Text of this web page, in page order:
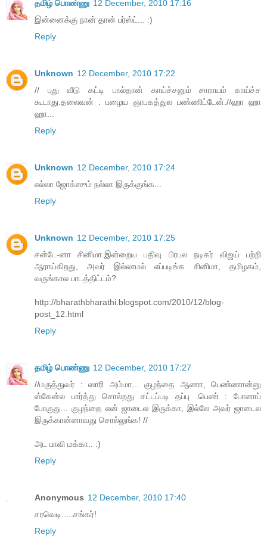
தமிழ் பொண்ணு 12 December, 2010 17:16
இன்னைக்கு நான் தான் பர்ஸ்ட்... :)
Reply
Unknown 12 December, 2010 17:22
// புது வீடு கட்டி பால்தான் காய்ச்சனும் சாராயம் காய்ச்ச
கூடாது.தலைவன் : பழைய ஞாபகத்துல பண்ணிட்டேன்.//ஹா ஹா
ஹா...
Reply
Unknown 12 December, 2010 17:24
எல்லா ஜோக்ஸும் நல்லா இருக்குங்க...
Reply
Unknown 12 December, 2010 17:25
சன்டே-னா சினிமா.இன்றைய பதிவு பிரபல நடிகர் விஜய் பற்றி
ஆராய்கிறது, அவர் இல்லாமல் எப்படிங்க சினிமா, தமிழகம்,
வருங்கால பாடத்திட்டம்?
http://bharathbharathi.blogspot.com/2010/12/blog-
post_12.html
Reply
தமிழ் பொண்ணு 12 December, 2010 17:27
//மருத்துவர் : ஸாரி அம்மா... குழந்தை ஆணா, பெண்ணான்னு
ஸ்கேன்ல பார்த்து சொல்றது சட்டப்படி தப்பு .பெண் : போனாப்
போகுது... குழந்தை என் ஜாடைல இருக்கா, இல்லே அவர் ஜாடைல
இருக்கான்னாவது சொல்லுங்க! //
அட பாவி மக்கா.. :)
Reply
Anonymous 12 December, 2010 17:40
சரவெடி.....சங்கர்!
Reply